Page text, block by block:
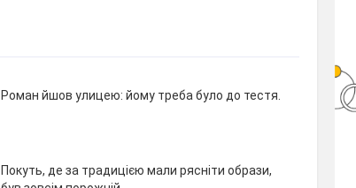
Роман йшов улицею: йому треба було до тестя.
Покуть, де за традицією мали рясніти образи,